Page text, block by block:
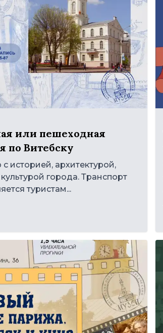
или пешеходная
по Витебску
историей, архитектурой,
города. Транспорт
туристам...